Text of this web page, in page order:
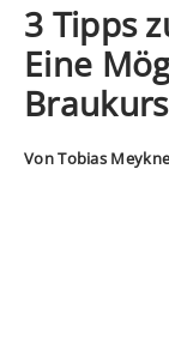
3 Tipps
Eine
VonTobias